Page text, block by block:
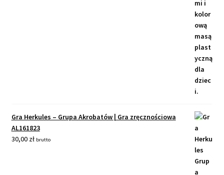
Gra Herkules – Grupa Akrobatów | Gra zręcznościowa
AL161823
30,00 zł brutto